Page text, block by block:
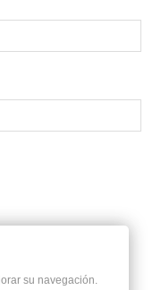
su navegación.